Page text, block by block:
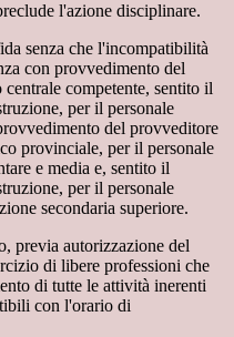
l'azione disciplinare.
senza che l'incompatibilità
con provvedimento del
competente, sentito il
per il personale
del provveditore
provinciale, per il personale
e media e, sentito il
per il personale
secondaria superiore.
previa autorizzazione del
di libere professioni che
di tutte le attività inerenti
con l'orario di